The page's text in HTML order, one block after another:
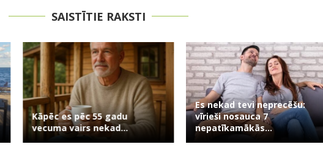
SAISTĪTIE RAKSTI
Kāpēc es pēc 55 gadu
vecuma vairs nekad...
Es nekad tevi neprecēšu:
vīrieši nosauca 7
nepatīkamākās...